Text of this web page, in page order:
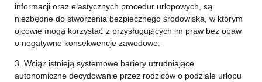
informacji oraz elastycznych procedur urlopowych, są
niezbędne do stworzenia bezpiecznego środowiska, w którym
ojcowie mogą korzystać z przysługujących im praw bez obaw
o negatywne konsekwencje zawodowe.
3. Wciąż istnieją systemowe bariery utrudniające
autonomiczne decydowanie przez rodziców o podziale urlopu